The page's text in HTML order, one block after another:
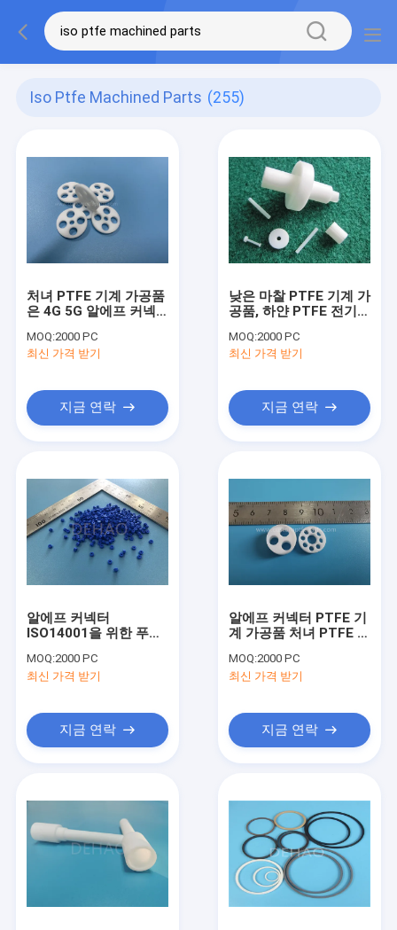
Iso Ptfe Machined Parts (255)
처녀 PTFE 기계 가공품
은 4G 5G 알에프 커넥
패킹을 합니다
MOQ:2000 PC
최신 가격 받기
지금 연락
낮은 마찰 PTFE 기계 가
공품, 하얀 PTFE 전기절
MOQ:2000 PC
최신 가격 받기
지금 연락
알에프 커넥터
ISO14001을 위한 푸른
체
MOQ:2000 PC
최신 가격 받기
지금 연락
알에프 커넥터 PTFE 기
계 가공품 처녀 PTFE 가
MOQ:2000 PC
최신 가격 받기
지금 연락